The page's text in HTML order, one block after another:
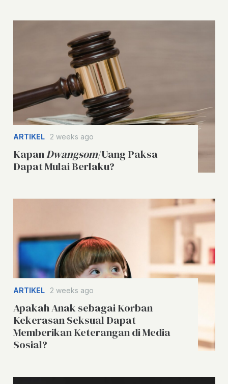
ARTIKEL 2 weeks ago
KapanDwangsom/Uang Paksa
Dapat Mulai Berlaku?
ARTIKEL 2 weeks ago
Apakah Anak sebagai Korban
Kekerasan Seksual Dapat
Memberikan Keterangan di Media
Sosial?